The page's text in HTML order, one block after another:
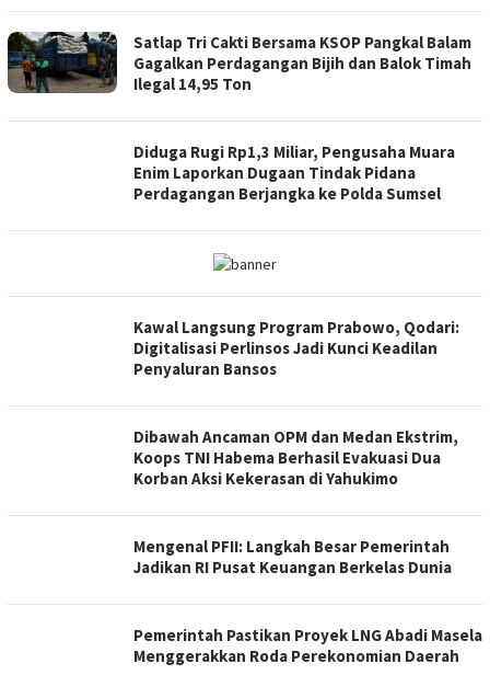
Satlap Tri Cakti Bersama KSOP Pangkal Balam
Gagalkan Perdagangan Bijih dan Balok Timah
Ilegal 14,95 Ton
Diduga Rugi Rp1,3 Miliar, Pengusaha Muara
Enim Laporkan Dugaan Tindak Pidana
Perdagangan Berjangka ke Polda Sumsel
Kawal Langsung Program Prabowo, Qodari:
Digitalisasi Perlinsos Jadi Kunci Keadilan
Penyaluran Bansos
Dibawah Ancaman OPM dan Medan Ekstrim,
Koops TNI Habema Berhasil Evakuasi Dua
Korban Aksi Kekerasan di Yahukimo
Mengenal PFII: Langkah Besar Pemerintah
Jadikan RI Pusat Keuangan Berkelas Dunia
Pemerintah Pastikan Proyek LNG Abadi Masela
Menggerakkan Roda Perekonomian Daerah